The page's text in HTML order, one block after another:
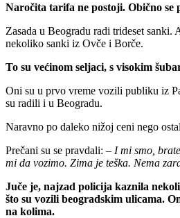
Naročita tarifa ne postoji. Obično se
Zasada u Beogradu radi trideset sanki.
nekoliko sanki iz Ovče i Borče.
To su većinom seljaci, s visokim
Oni su u prvo vreme vozili publiku iz
su radili i u Beogradu.
Naravno po daleko nižoj ceni nego
Prečani su se pravdali: – I mi smo,
mi da vozimo. Zima je teška. Nema
Juče je, najzad policija kaznila
što su vozili beogradskim ulicama.
na kolima.